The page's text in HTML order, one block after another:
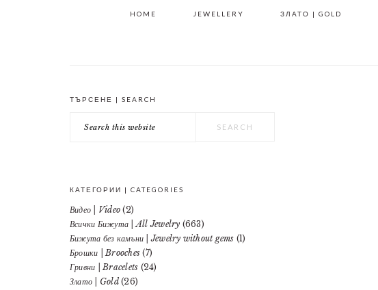
HOME JEWELLERY ЗЛАТО | GOLD
PRIMARY
SIDEBAR
ТЪРСЕНЕ | SEARCH
this
КАТЕГОРИИ | CATEGORIES
Видео | Video (2)
Всички Бижута | All Jewelry (663)
Бижута без камъни | Jewelry without gems (1)
Брошки | Brooches (7)
Гривни | Bracelets (24)
Злато | Gold(26)